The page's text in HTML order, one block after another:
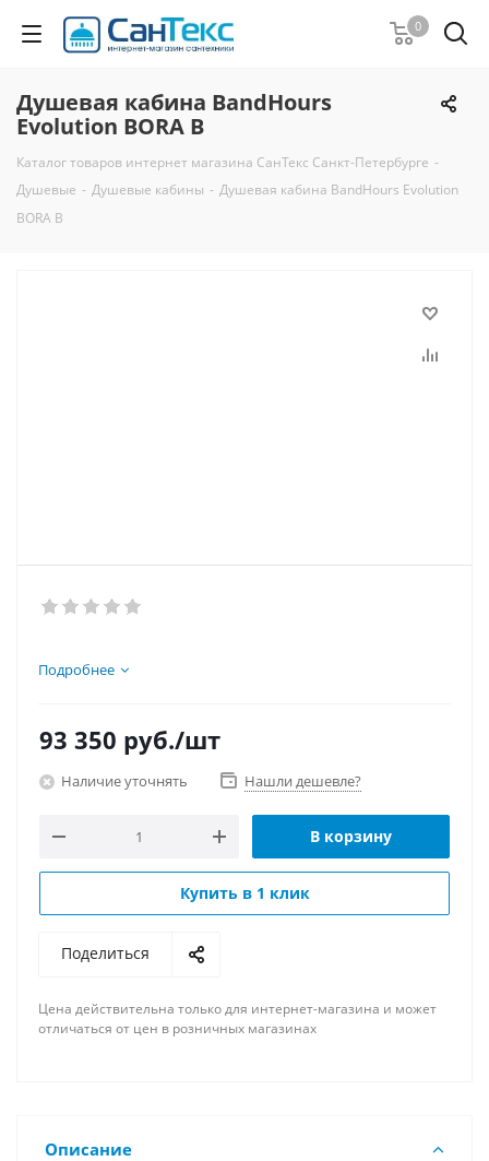
0
Душевая кабина BandHours
Evolution BORA B
Каталог товаров интернет магазина СанТекс Санкт-Петербурге -
Душевые - Душевые кабины - Душевая кабина BandHours Evolution
BORA B
Подробнее
93 350 руб./шт
Наличие уточнять Нашли дешевле?
В корзину
Купить в 1 клик
Поделиться
Цена действительна только для интернет-магазина и может
отличаться от цен в розничных магазинах
Описание